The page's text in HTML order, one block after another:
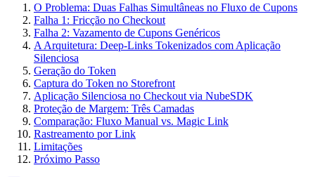
O Problema: Duas Falhas Simultâneas no Fluxo de Cupons
Falha 1: Fricção no Checkout
Falha 2: Vazamento de Cupons Genéricos
A Arquitetura: Deep-Links Tokenizados com Aplicação
Silenciosa
Geração do Token
Captura do Token no Storefront
Aplicação Silenciosa no Checkout via NubeSDK
Proteção de Margem: Três Camadas
Comparação: Fluxo Manual vs. Magic Link
Rastreamento por Link
Limitações
Próximo Passo